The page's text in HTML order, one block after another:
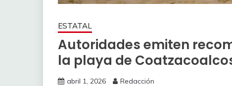
ESTATAL
Autoridades emiten
la playa de
abril 1, 2026 Redacción